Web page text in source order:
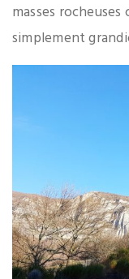
masses
simplement